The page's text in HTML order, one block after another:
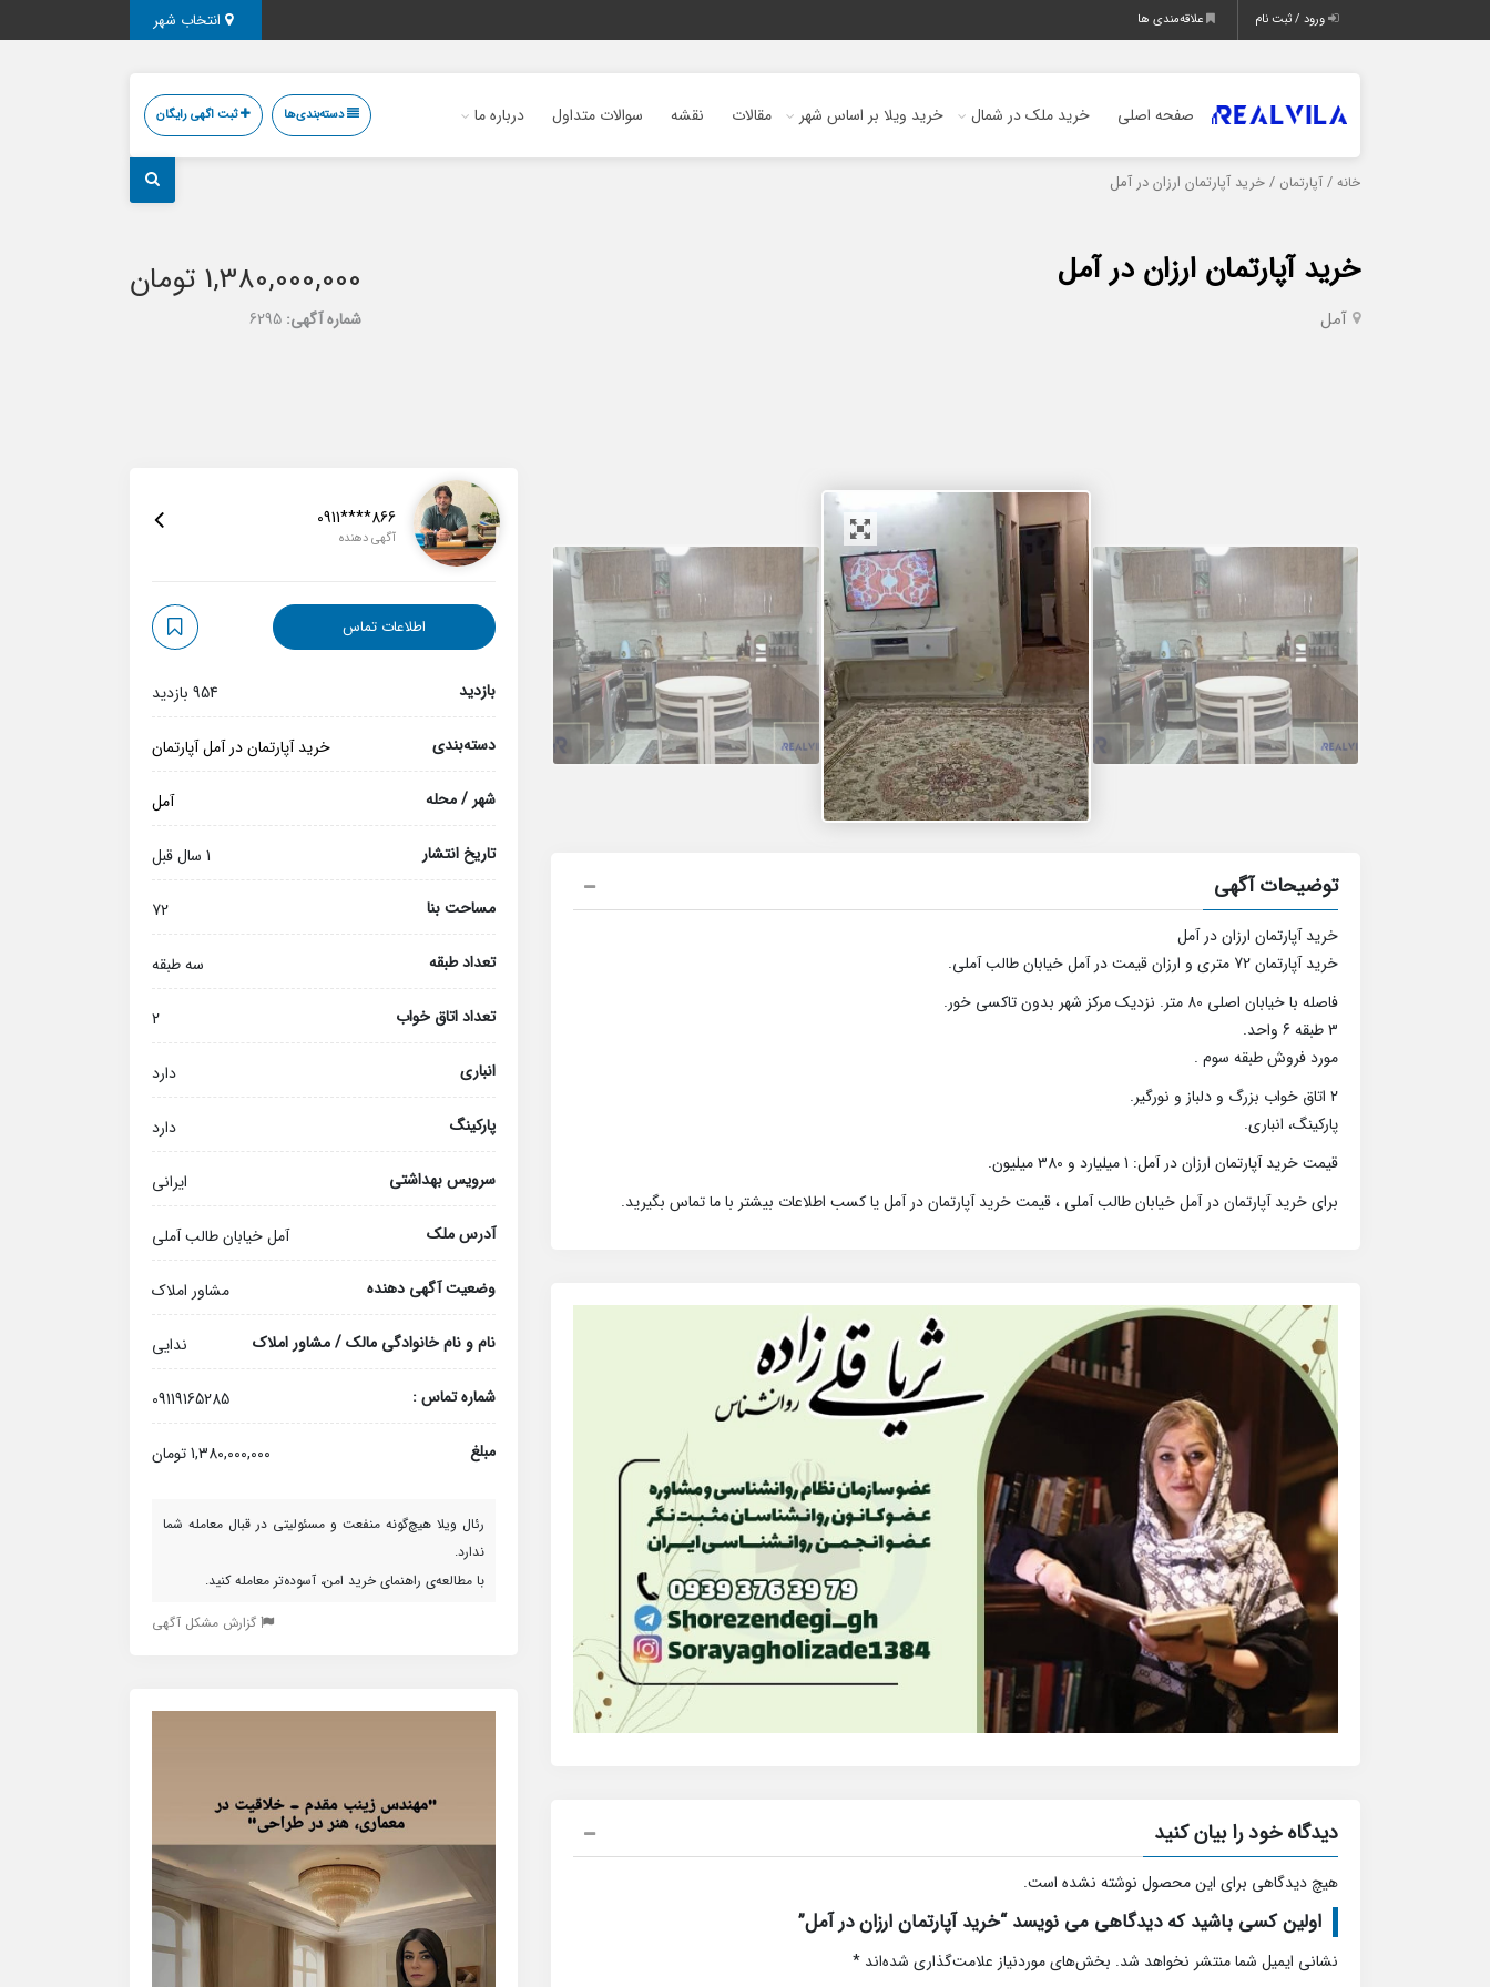
ورود / ثبت نام علاقه‌مندی ها
صفحه اصلی خرید ملک در شمال خرید ویلا بر اساس شهر مقالات نقشه سوالات متداول درباره ما دسته‌بندی‌ها ثبت اگهی رایگان
خانه / آپارتمان / خرید آپارتمان ارزان در آمل
خرید آپارتمان ارزان در آمل
آمل
1,380,000,000 تومان
شماره آگهی: 6295
توضیحات آگهی
خرید آپارتمان ارزان در آمل
خرید آپارتمان 72 متری و ارزان قیمت در آمل خیابان طالب آملی.
فاصله با خیابان اصلی 80 متر. نزدیک مرکز شهر بدون تاکسی خور.
3 طبقه 6 واحد.
مورد فروش طبقه سوم .
2 اتاق خواب بزرگ و دلباز و نورگیر.
پارکینگ، انباری.
قیمت خرید آپارتمان ارزان در آمل: 1 میلیارد و 380 میلیون.
برای خرید آپارتمان در آمل خیابان طالب آملی ، قیمت خرید آپارتمان در آمل یا کسب اطلاعات بیشتر با ما تماس بگیرید.
دیدگاه خود را بیان کنید
هیچ دیدگاهی برای این محصول نوشته نشده است.
اولین کسی باشید که دیدگاهی می نویسد “خرید آپارتمان ارزان در آمل”
نشانی ایمیل شما منتشر نخواهد شد. بخش‌های موردنیاز علامت‌گذاری شده‌اند *
0911****866
آگهی دهنده
اطلاعات تماس
بازدید 954 بازدید
دسته‌بندی خرید آپارتمان در آملآپارتمان
شهر / محله آمل
تاریخ انتشار 1 سال قبل
مساحت بنا 72
تعداد طبقه سه طبقه
تعداد اتاق خواب 2
انباری دارد
پارکینگ دارد
سرویس بهداشتی ایرانی
آدرس ملک آمل خیابان طالب آملی
وضعیت آگهی دهنده مشاور املاک
نام و نام خانوادگی مالک / مشاور املاک ندایی
شماره تماس : 09119165285
مبلغ 1,380,000,000 تومان
رئال ویلا هیچ‌گونه منفعت و مسئولیتی در قبال معامله شما
ندارد.
با مطالعه‌ی راهنمای خرید امن، آسوده‌تر معامله کنید.
گزارش مشکل آگهی